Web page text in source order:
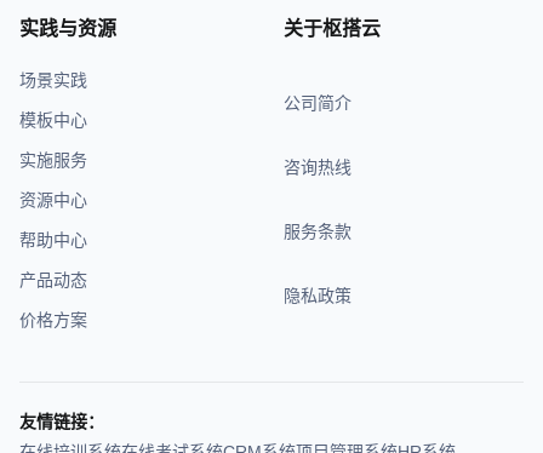
实践与资源
场景实践
模板中心
实施服务
资源中心
帮助中心
产品动态
价格方案
关于枢搭云
公司简介
咨询热线
服务条款
隐私政策
友情链接：